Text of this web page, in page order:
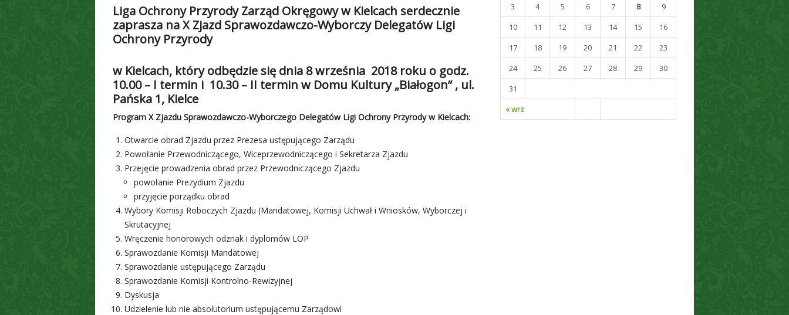
Liga Ochrony Przyrody Zarząd Okręgowy w Kielcach serdecznie
zaprasza na X Zjazd Sprawozdawczo-Wyborczy Delegatów Ligi
Ochrony Przyrody
w Kielcach, który odbędzie się dnia 8 września 2018 roku o godz.
10.00 – I termin i 10.30 – II termin w Domu Kultury „Białogon” , ul.
Pańska 1, Kielce
Program X Zjazdu Sprawozdawczo-Wyborczego Delegatów Ligi Ochrony Przyrody w Kielcach:
Otwarcie obrad Zjazdu przez Prezesa ustępującego Zarządu
Powołanie Przewodniczącego, Wiceprzewodniczącego i Sekretarza Zjazdu
Przejęcie prowadzenia obrad przez Przewodniczącego Zjazdu
powołanie Prezydium Zjazdu
przyjęcie porządku obrad
Wybory Komisji Roboczych Zjazdu (Mandatowej, Komisji Uchwał i Wniosków, Wyborczej i
Skrutacyjnej
Wręczenie honorowych odznak i dyplomów LOP
Sprawozdanie Komisji Mandatowej
Sprawozdanie ustępującego Zarządu
Sprawozdanie Komisji Kontrolno-Rewizyjnej
Dyskusja
Udzielenie lub nie absolutorium ustępującemu Zarządowi
« wrz
3
4 5 6 7 8
9
10
11 12 13 14 15
16
17
18 19 20 21 22
23
24
25 26 27 28 29
30
31